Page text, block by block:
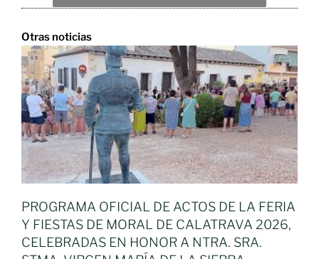
Otras noticias
PROGRAMA OFICIAL DE ACTOS DE LA FERIA
Y FIESTAS DE MORAL DE CALATRAVA 2026,
CELEBRADAS EN HONOR A NTRA. SRA.